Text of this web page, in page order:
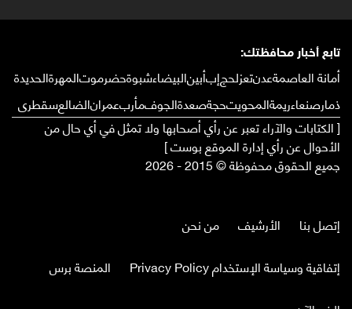
تابع أخبار محافظتك:
أمانة العاصمةعدنتعزلحجإبأبينالبيضاءشبوةحضرموتالمهرةالحديدة
ذمارصنعاءريمةالمحويتحجةصعدةالجوفمأربعمرانالضالعسقطرى
[ الكتابات والآراء تعبر عن رأي أصحابها ولا تمثل في أي حال من
الأحوال عن رأي إدارة الموقع بوست ]
جميع الحقوق محفوظة © 2015 - 2026
إتصل بنا الأرشيف
من نحن
إتفاقية وسياسة الإستخدام Privacy Policy
المنصة برس